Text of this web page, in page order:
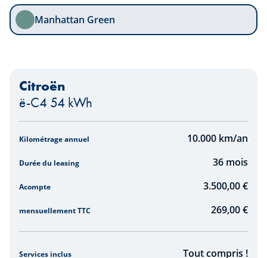
Manhattan Green
Citroën
ë-C4 54 kWh
Kilométrage annuel 10.000 km/an
Durée du leasing 36 mois
Acompte 3.500,00 €
mensuellement TTC 269,00€
Services inclus Tout compris !